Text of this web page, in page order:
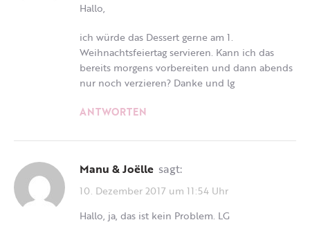
Hallo,
ich würde das Dessert gerne am 1.
Weihnachtsfeiertag servieren. Kann ich das
bereits morgens vorbereiten und dann abends
nur noch verzieren? Danke und lg
ANTWORTEN
Manu & Joëlle sagt:
10. Dezember 2017 um 11:54 Uhr
Hallo, ja, das ist kein Problem. LG